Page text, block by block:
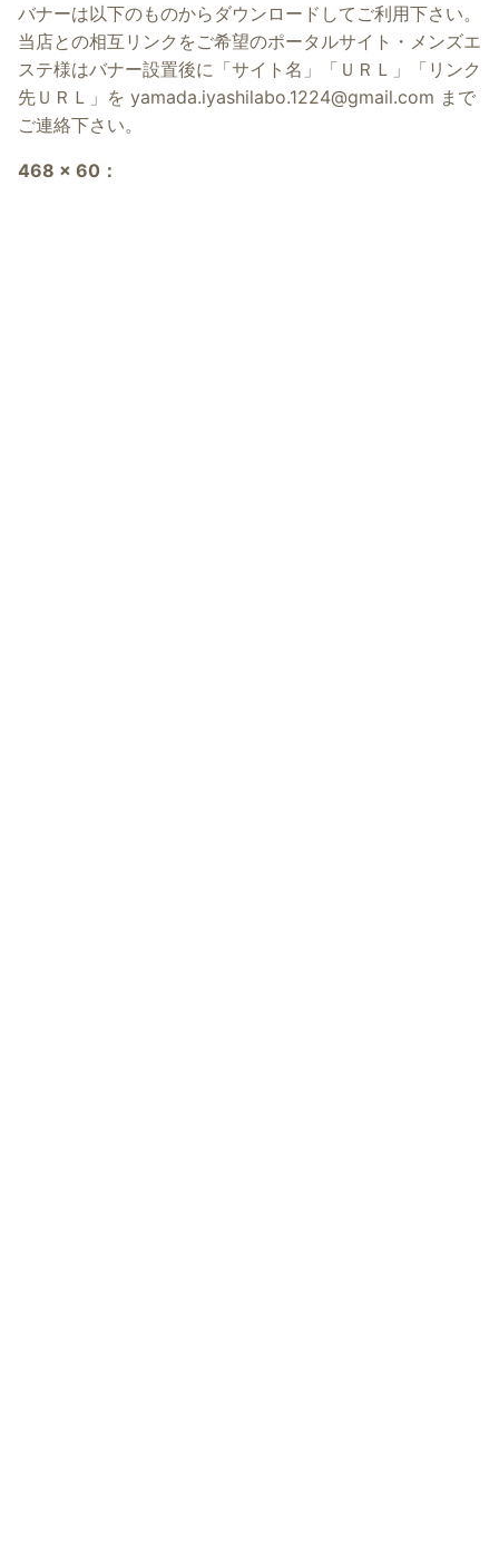
バナーは以下のものからダウンロードしてご利用下さい。
当店との相互リンクをご希望のポータルサイト・メンズエ
ステ様はバナー設置後に「サイト名」「ＵＲＬ」「リンク
先ＵＲＬ」を yamada.iyashilabo.1224@gmail.com まで
ご連絡下さい。
468 x 60：